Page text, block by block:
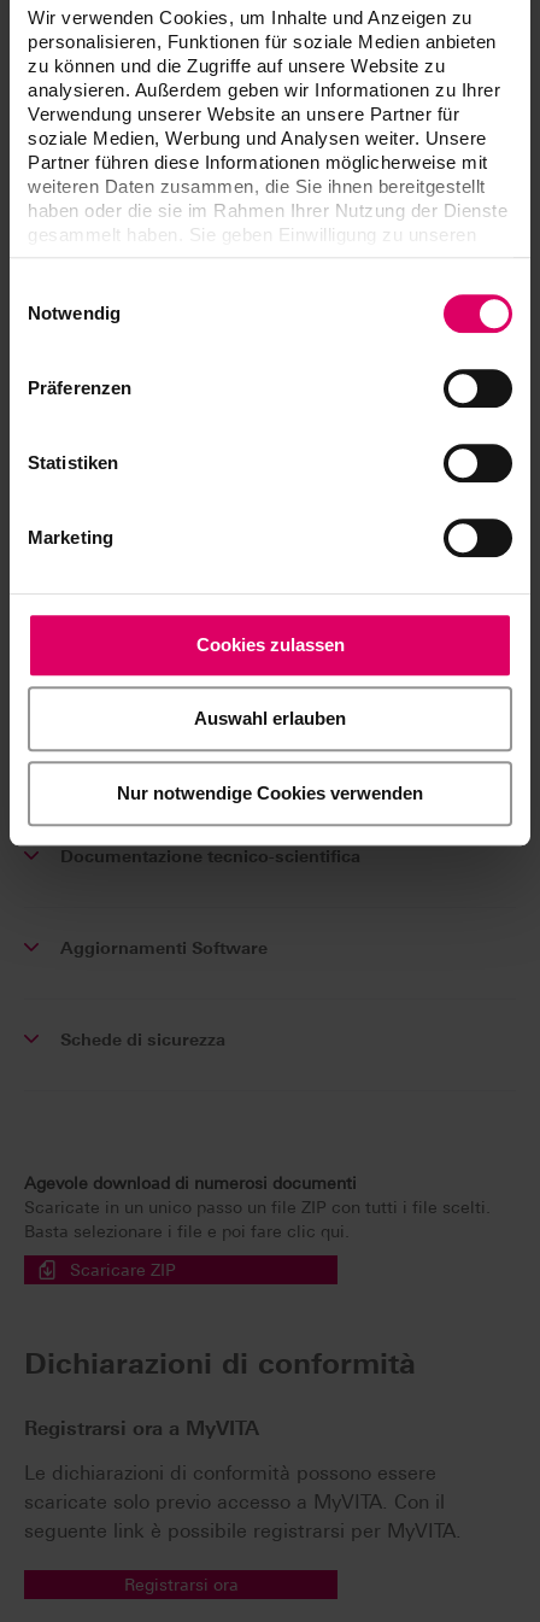
Wir verwenden Cookies, um Inhalte und Anzeigen zu
personalisieren, Funktionen für soziale Medien anbieten
zu können und die Zugriffe auf unsere Website zu
analysieren. Außerdem geben wir Informationen zu Ihrer
Verwendung unserer Website an unsere Partner für
soziale Medien, Werbung und Analysen weiter. Unsere
Partner führen diese Informationen möglicherweise mit
weiteren Daten zusammen, die Sie ihnen bereitgestellt
haben oder die sie im Rahmen Ihrer Nutzung der Dienste
gesammelt haben. Sie geben Einwilligung zu unseren
Notwendig
Präferenzen
Statistiken
Marketing
Cookies zulassen
Auswahl erlauben
Nur notwendige Cookies verwenden
Rapid Shape RS wash
Ultrasonic Bath Bandelin Sonorex
Dispositivi convalidati
Le istruzioni per l'uso dei nostri prodotti sono
eIFU.
Opuscolo di concetto
Modulo d'ordine
Documentazione tecnico-scientifica
Aggiornamenti Software
Schede di sicurezza
Agevole download di numerosi documenti
Scaricate in un unico passo un file ZIP con tutti i file scelti.
Basta selezionare i file e poi fare clic qui.
Scaricare ZIP
Dichiarazioni di conformità
Registrarsi ora a MyVITA
Le dichiarazioni di conformità possono essere
scaricate solo previo accesso a MyVITA. Con il
seguente link è possibile registrarsi per MyVITA.
Registrarsi ora